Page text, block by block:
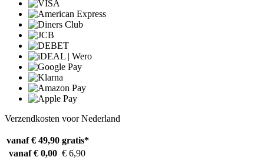
Verzendkosten voor Nederland
vanaf € 49,90 gratis*
vanaf € 0,00 € 6,90